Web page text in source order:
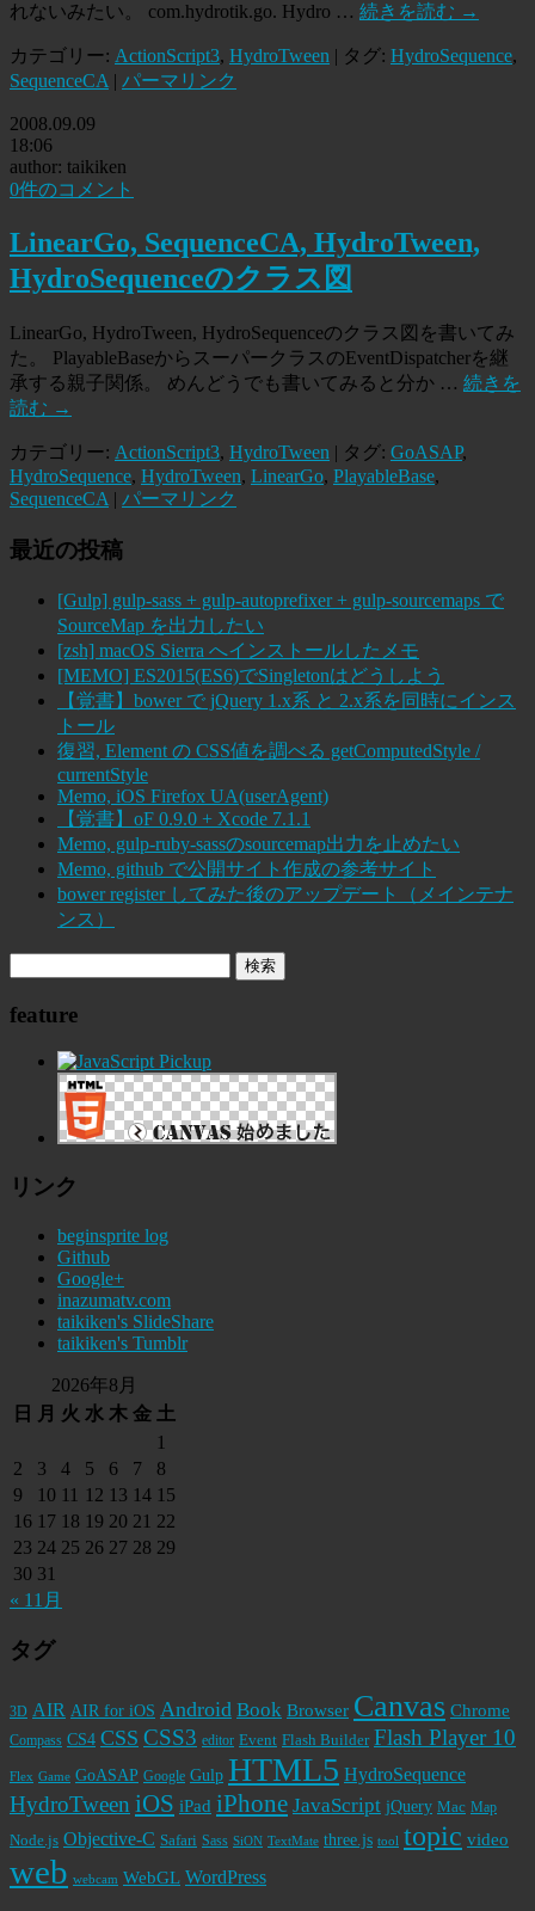
れないみたい。 com.hydrotik.go. Hydro … 続きを読む →
カテゴリー: ActionScript3, HydroTween | タグ: HydroSequence,
SequenceCA | パーマリンク
2008.09.09
18:06
author: taikiken
0件のコメント
LinearGo, SequenceCA, HydroTween,
HydroSequenceのクラス図
LinearGo, HydroTween, HydroSequenceのクラス図を書いてみ
た。 PlayableBaseからスーパークラスのEventDispatcherを継
承する親子関係。 めんどうでも書いてみると分か … 続きを
読む →
カテゴリー: ActionScript3, HydroTween | タグ: GoASAP,
HydroSequence, HydroTween, LinearGo, PlayableBase,
SequenceCA | パーマリンク
最近の投稿
[Gulp] gulp-sass + gulp-autoprefixer + gulp-sourcemaps で
SourceMap を出力したい
[zsh] macOS Sierra へインストールしたメモ
[MEMO] ES2015(ES6)でSingletonはどうしよう
【覚書】bower で jQuery 1.x系 と 2.x系を同時にインス
トール
復習, Element の CSS値を調べる getComputedStyle /
currentStyle
Memo, iOS Firefox UA(userAgent)
【覚書】oF 0.9.0 + Xcode 7.1.1
Memo, gulp-ruby-sassのsourcemap出力を止めたい
Memo, github で公開サイト作成の参考サイト
bower register してみた後のアップデート（メインテナ
ンス）
feature
リンク
beginsprite log
Github
Google+
inazumatv.com
taikiken's SlideShare
taikiken's Tumblr
2026年8月
日
月 火 水 木 金 土
1
2
3 4 5 6 7
8
9
10 11 12 13 14 15
16 17 18 19 20 21 22
23 24 25 26 27 28 29
30 31
« 11月
タグ
3D AIR AIR for iOS Android Book Browser Canvas Chrome
Compass CS4 CSS CSS3 editor Event Flash Builder Flash Player 10
Flex Game GoASAP Google Gulp HTML5 HydroSequence
HydroTween iOS iPad iPhone JavaScript jQuery Mac Map
Node.js Objective-C Safari Sass SiON TextMate three.js tool topic video
web webcam WebGL WordPress